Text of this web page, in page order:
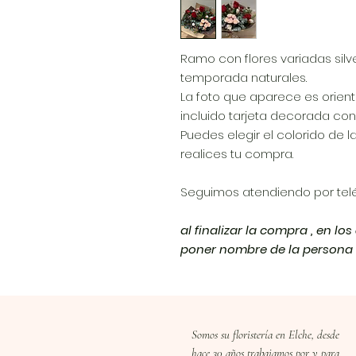
Ramo con flores variadas
temporada naturales.
La foto que aparece es
incluido tarjeta decorada
Puedes elegir el colorido de
realices tu compra.
Seguimos atendiendo por
al finalizar la compra , en
poner nombre de la
Somos su floristería en Elche, desde
hace 30 años trabajamos por y para